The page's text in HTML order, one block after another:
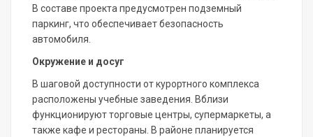
В составе проекта предусмотрен подземный
паркинг, что обеспечивает безопасность
автомобиля.
Окружение и досуг
В шаговой доступности от курортного комплекса
расположены учебные заведения. Вблизи
функционируют торговые центры, супермаркеты, а
также кафе и рестораны. В районе планируется